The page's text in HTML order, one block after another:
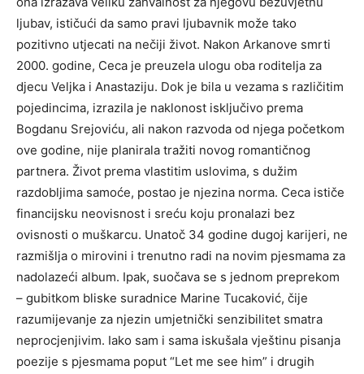
ljubav, ističući da samo pravi ljubavnik može tako
pozitivno utjecati na nečiji život. Nakon Arkanove smrti
2000. godine, Ceca je preuzela ulogu oba roditelja za
djecu Veljka i Anastaziju. Dok je bila u vezama s različitim
pojedincima, izrazila je naklonost isključivo prema
Bogdanu Srejoviću, ali nakon razvoda od njega početkom
ove godine, nije planirala tražiti novog romantičnog
partnera. Život prema vlastitim uslovima, s dužim
razdobljima samoće, postao je njezina norma. Ceca ističe
financijsku neovisnost i sreću koju pronalazi bez
ovisnosti o muškarcu. Unatoč 34 godine dugoj karijeri, ne
razmišlja o mirovini i trenutno radi na novim pjesmama za
nadolazeći album. Ipak, suočava se s jednom preprekom
– gubitkom bliske suradnice Marine Tucaković, čije
razumijevanje za njezin umjetnički senzibilitet smatra
neprocjenjivim. Iako sam i sama iskušala vještinu pisanja
poezije s pjesmama poput “Let me see him” i drugih